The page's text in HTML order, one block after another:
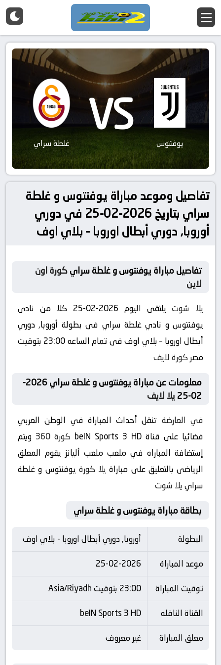
يوفنتوس VS غلطة سراي
تفاصيل وموعد مباراة يوفنتوس و غلطة
سراي بتاريخ 2026-02-25 في دوري
أوروبا, دوري أبطال اوروبا – بلاي اوف
تفاصيل مباراة يوفنتوس و غلطة سرايكورة اون
لاين
يلا شوت
يلتقى اليوم 2026-02-25 كلا من نادى
يوفنتوس و نادي غلطة سراي فى بطولة أوروبا, دوري
أبطال اوروبا – بلاي اوف فى تمام الساعه 23:00 بتوقيت
مصركورة لايف
معلومات عن مباراة يوفنتوس و غلطة سراي 2026-
02-25
يلا لايف
في العارضة تنقل أحداث المباراة في الوطن العربي
فضائيا على قناة beIN Sports 3 HD
كورة 360
ويتم
إستضافة المباراه في ملعب ملعب أليانز يقوم المعلق
الرياضى بالتعليق على مباراة يلا كورة يوفنتوس و غلطة
سراييلا شوت
بطاقة مباراة يوفنتوس و غلطة سراي
البطولة
أوروبا, دوري أبطال اوروبا - بلاي اوف
موعد المباراة
25-02-2026
توقيت المباراة
23:00 بتوقيت Asia/Riyadh
القناة الناقله
beIN Sports 3 HD
معلق المباراة
غير معروف